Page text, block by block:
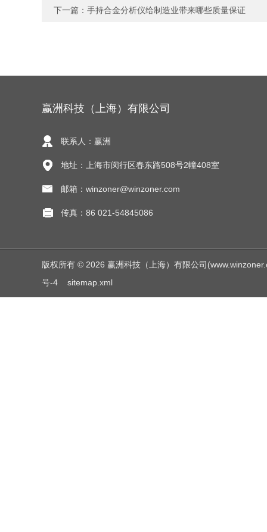
下一篇： 手持合金分析仪给制造业带来哪些质量保证
赢洲科技（上海）有限公司
联系人：赢洲
地址：上海市闵行区春东路508号2幢408室
邮箱：winzoner@winzoner.com
传真：86 021-54845086
版权所有 © 2026 赢洲科技（上海）有限公司
号-4
sitemap.xml